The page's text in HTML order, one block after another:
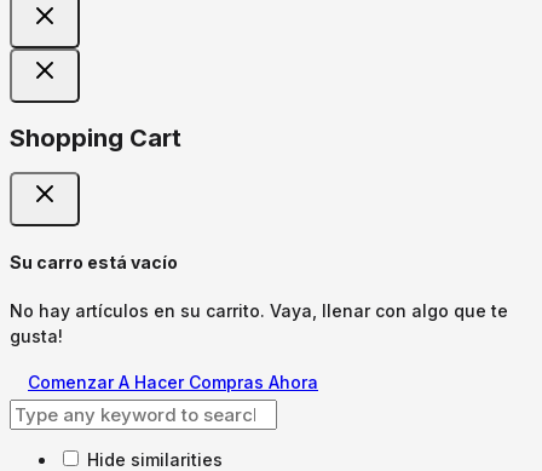
Shopping Cart
Su carro está vacío
No hay artículos en su carrito. Vaya, llenar con algo que te
gusta!
Comenzar A Hacer Compras Ahora
Hide similarities